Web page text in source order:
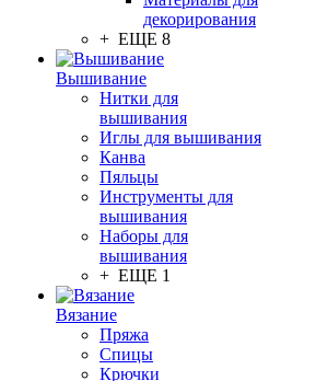
декорирования
+ ЕЩЕ 8
Вышивание
Нитки для
вышивания
Иглы для вышивания
Канва
Пяльцы
Инструменты для
вышивания
Наборы для
вышивания
+ ЕЩЕ 1
Вязание
Пряжа
Спицы
Крючки